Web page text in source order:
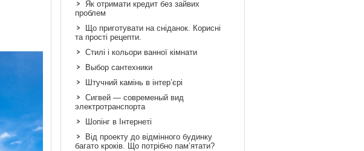
Як отримати кредит без зайвих
проблем
Що приготувати на сніданок. Корисні
та прості рецепти.
Стилі і кольори ванної кімнати
Выбор сантехники
Штучний камінь в інтер’єрі
Сигвей — современый вид
электротранспорта
Шопінг в Інтернеті
Від проекту до відмінного будинку
багато кроків. Що потрібно пам’ятати?